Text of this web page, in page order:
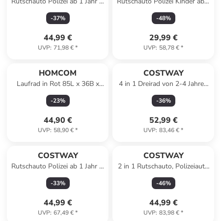
Weiß
-37%
44,99 €
UVP: 71,98 €*
Jahr in Blau
-48%
29,99 €
UVP: 58,78 €*
HOMCOM
Laufrad in Rot 85L x 36B x
54H cm
-23%
44,90 €
UVP: 58,90 €*
COSTWAY
4 in 1 Dreirad von 2-4 Jahren
in Grün
-36%
52,99 €
UVP: 83,46 €*
COSTWAY
Rutschauto Polizei ab 1 Jahr in
Schwarz
-33%
44,99 €
UVP: 67,49 €*
COSTWAY
2 in 1 Rutschauto, Polizeiauto
mit Lenkrad in Weiß
-46%
44,99 €
UVP: 83,98 €*